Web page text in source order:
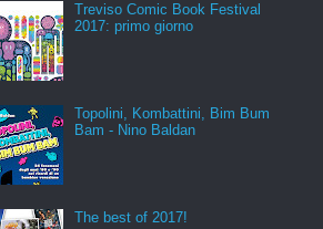
Treviso Comic Book Festival
2017: primo giorno
Topolini, Kombattini, Bim Bum
Bam - Nino Baldan
The best of 2017!